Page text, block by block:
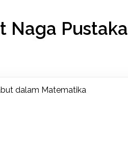
Naga Pustaka
dalam Matematika